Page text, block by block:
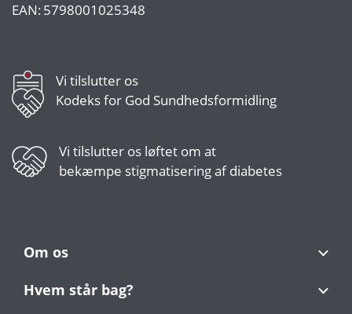
EAN:5798001025348
Vi tilslutter os
Kodeks for God Sundhedsformidling
Vi tilslutter os løftet om at
bekæmpe stigmatisering af diabetes
Om os
Hvem står bag?